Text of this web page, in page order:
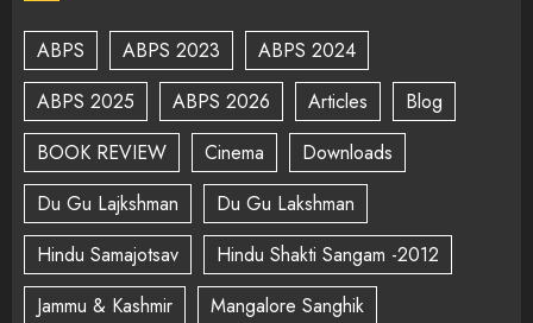
ABPS ABPS 2023
ABPS 2024
ABPS 2025
ABPS 2026 Articles
Blog
BOOK REVIEW
Cinema
Downloads
Du Gu Lajkshman
Du Gu Lakshman
Hindu Samajotsav
Hindu Shakti Sangam -2012
Jammu & Kashmir
Mangalore Sanghik